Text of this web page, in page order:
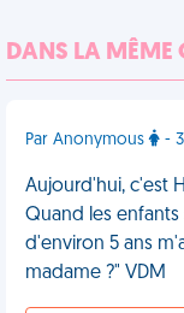
DANS LA MÊME
Par Anonymous -
Aujourd'hui, c'est
Quand les
d'environ 5 ans
madame ?" VDM